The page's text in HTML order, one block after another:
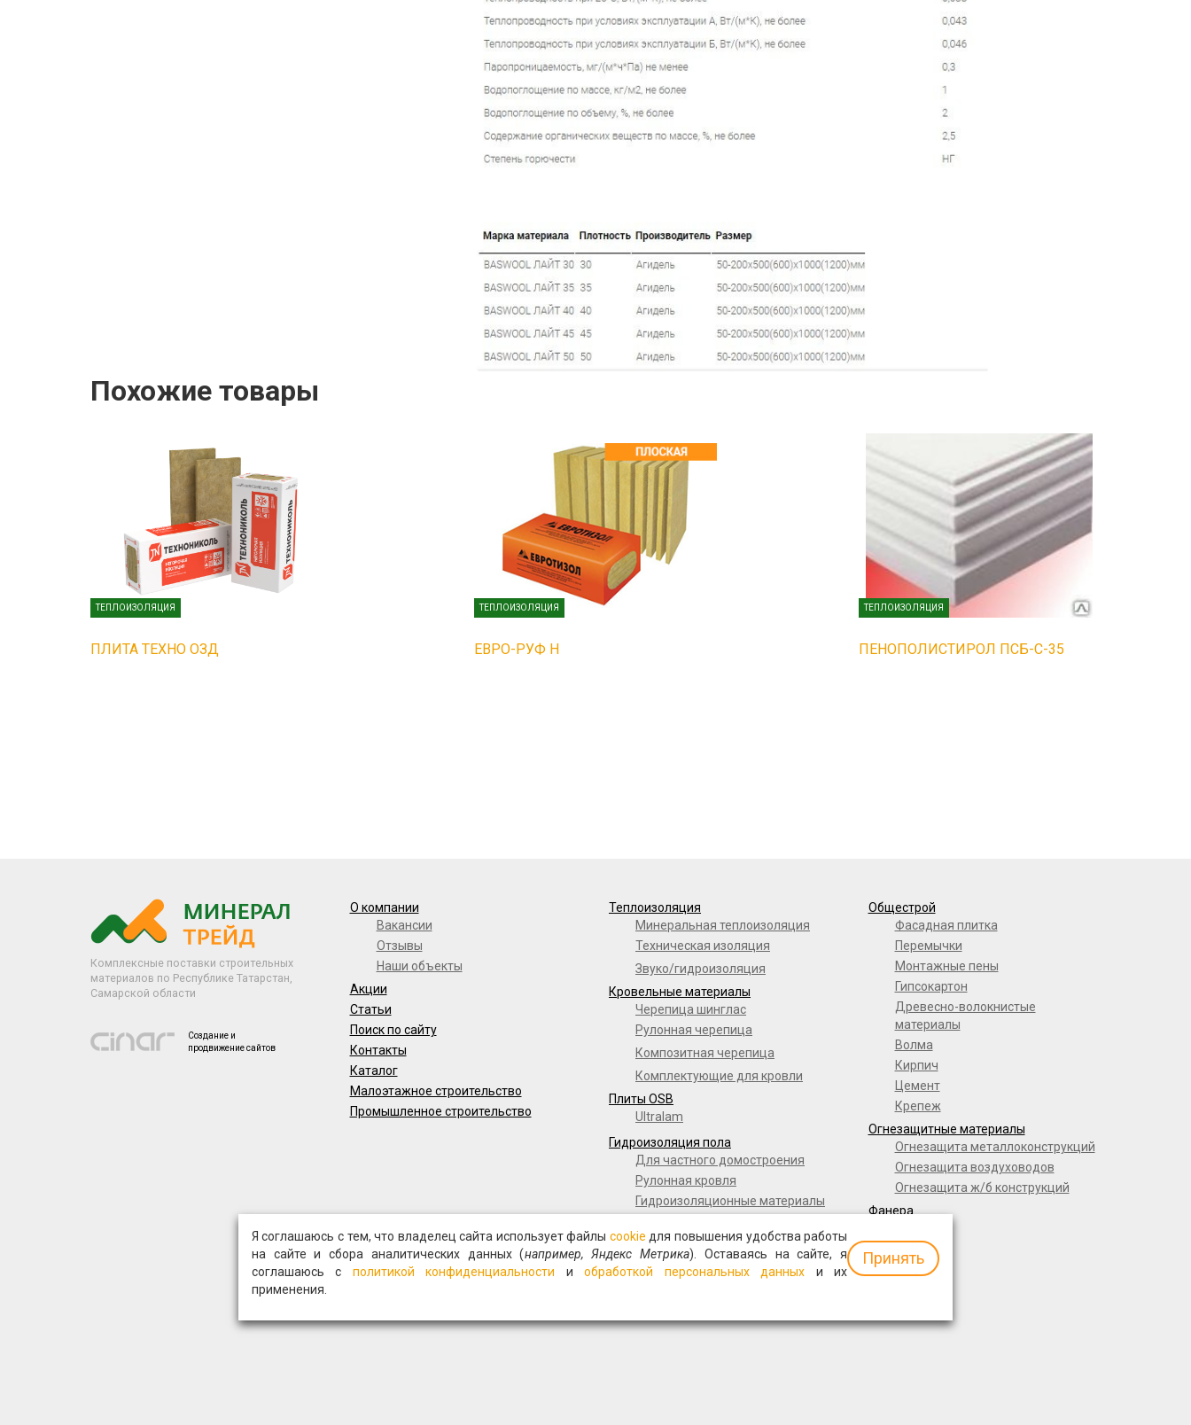
Похожие товары
ТЕПЛОИЗОЛЯЦИЯ
ПЛИТА ТЕХНО ОЗД
ТЕПЛОИЗОЛЯЦИЯ
ЕВРО-РУФ Н
ТЕПЛОИЗОЛЯЦИЯ
ПЕНОПОЛИСТИРОЛ ПСБ-С-35
Комплексные поставки строительных
материалов по Республике Татарстан,
Самарской области
Создание и
продвижение сайтов
О компании
Вакансии
Отзывы
Наши объекты
Акции
Статьи
Поиск по сайту
Контакты
Каталог
Малоэтажное строительство
Промышленное строительство
Теплоизоляция
Минеральная теплоизоляция
Техническая изоляция
Звуко/гидроизоляция
Кровельные материалы
Черепица шинглас
Рулонная черепица
Композитная черепица
Комплектующие для кровли
Плиты OSB
Ultralam
Гидроизоляция пола
Для частного домостроения
Рулонная кровля
Гидроизоляционные материалы
Полимерные мембраны
Мастики и праймеры
Общестрой
Фасадная плитка
Перемычки
Монтажные пены
Гипсокартон
Древесно-волокнистые
материалы
Волма
Кирпич
Цемент
Крепеж
Огнезащитные материалы
Огнезащита металлоконструкций
Огнезащита воздуховодов
Огнезащита ж/б конструкций
Фанера
Я соглашаюсь с тем, что владелец сайта использует файлы cookie для повышения удобства работы
на сайте и сбора аналитических данных (например, Яндекс Метрика). Оставаясь на сайте, я
соглашаюсь с политикой конфиденциальности иобработкой персональных данных и их
применения.
Принять